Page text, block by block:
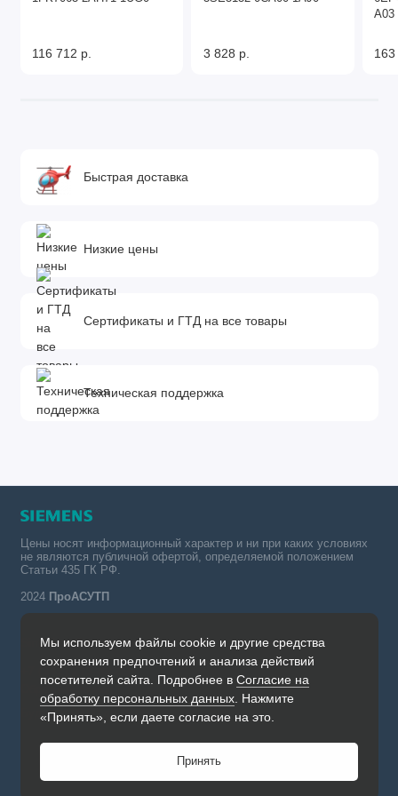
116 712 р. 3 828 р.
A03
Быстрая доставка
Низкие цены
Сертификаты и ГТД на все товары
Техническая поддержка
Мы используем файлы cookie и другие средства
сохранения предпочтений и анализа действий
посетителей сайта. Подробнее в Согласие на
обработку персональных данных . Нажмите
«Принять», если даете согласие на это.
Принять
Цены носят информационный характер и ни при каких условиях
не являются публичной офертой, определяемой положением
Статьи 435 ГК РФ.
2024 ПроАСУТП
Simatic в России тел.:
+7 (342) 273-82-09
Будни, с 09.00 до 19.00